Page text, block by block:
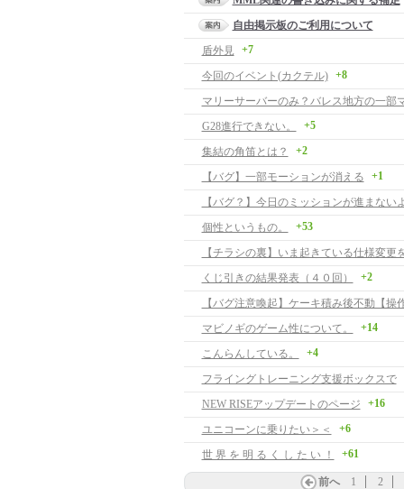
自由掲示板のご利用について
盾外見
+7
今回のイベント(カクテル) +8
マリーサーバーのみ？バレス地方の一部
G28進行できない。
+5
集結の角笛とは？ +2
【バグ】一部モーションが消える +1
【バグ？】今日のミッションが進まない
個性というもの。
+53
【チラシの裏】いま起きている仕様変更
くじ引きの結果発表（４０回）
+2
マビノギのゲーム性について。 +14
こんらんしている。 +4
フライングトレーニング支援ボックスで
NEW RISEアップデートのページ +16
ユニコーンに乗りたい＞＜ +6
世 界 を 明 る く し た い ！ +61
前へ 1 2